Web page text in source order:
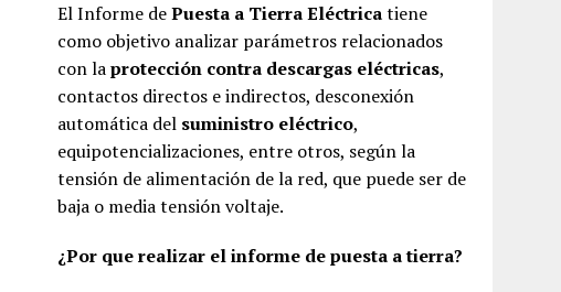
El Informe dePuesta a Tierra Eléctricatiene
como objetivo analizar parámetros relacionados
con laprotección contra descargas eléctricas,
contactos directos e indirectos, desconexión
automática del suministro eléctrico,
equipotencializaciones, entre otros, según la
tensión de alimentación de la red, que puede ser de
baja o media tensión voltaje.
¿Por que realizar el informe de puesta a tierra?